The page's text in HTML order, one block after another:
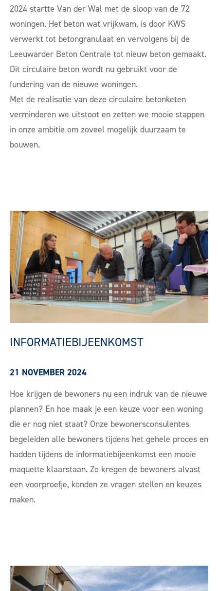
2024 startte Van der Wal met de sloop van de 72
woningen. Het beton wat vrijkwam, is door KWS
verwerkt tot betongranulaat en vervolgens bij de
Leeuwarder Beton Centrale tot nieuw beton gemaakt.
Dit circulaire beton wordt nu gebruikt voor de
fundering van de nieuwe woningen.
Met de realisatie van deze circulaire betonketen
verminderen we uitstoot en zetten we mooie stappen
in onze ambitie om zoveel mogelijk duurzaam te
bouwen.
INFORMATIEBIJEENKOMST
21 NOVEMBER 2024
Hoe krijgen de bewoners nu een indruk van de nieuwe
plannen? En hoe maak je een keuze voor een woning
die er nog niet staat? Onze bewonersconsulentes
begeleiden alle bewoners tijdens het gehele proces en
hadden tijdens de informatiebijeenkomst een mooie
maquette klaarstaan. Zo kregen de bewoners alvast
een voorproefje, konden ze vragen stellen en keuzes
maken.